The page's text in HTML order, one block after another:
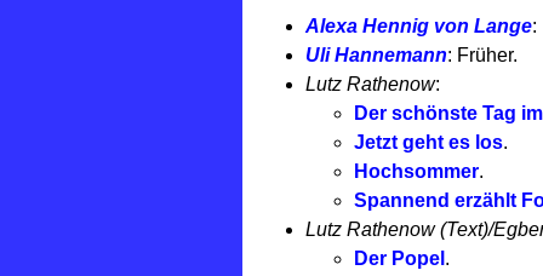
Alexa Hennig von Lange:
Uli Hannemann: Früher.
Lutz Rathenow:
Der schönste Tag
Jetzt geht es los.
Hochsommer.
Spannend erzählt
Lutz Rathenow (Text)/
Der Popel .